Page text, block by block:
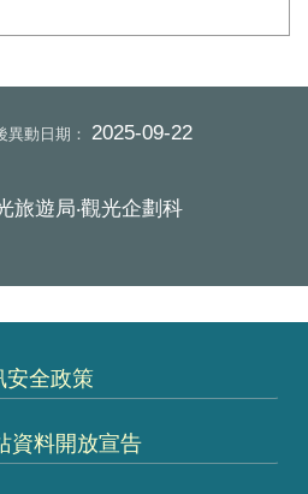
異動日期：2025-09-22
旅遊局‧觀光企劃科
安全政策
資料開放宣告